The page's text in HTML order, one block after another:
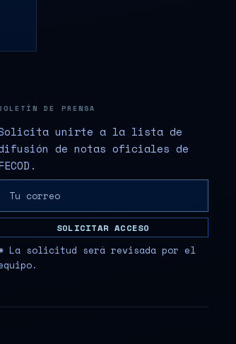
DE PRENSA
unirte a la lista de
de notas oficiales de
SOLICITAR ACCESO
La solicitud será revisada por el